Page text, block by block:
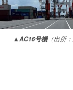
▲AC16号機（出所：